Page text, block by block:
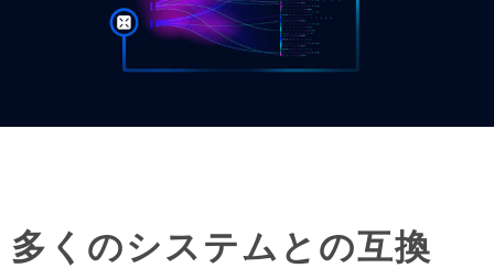
多くのシステムとの互換